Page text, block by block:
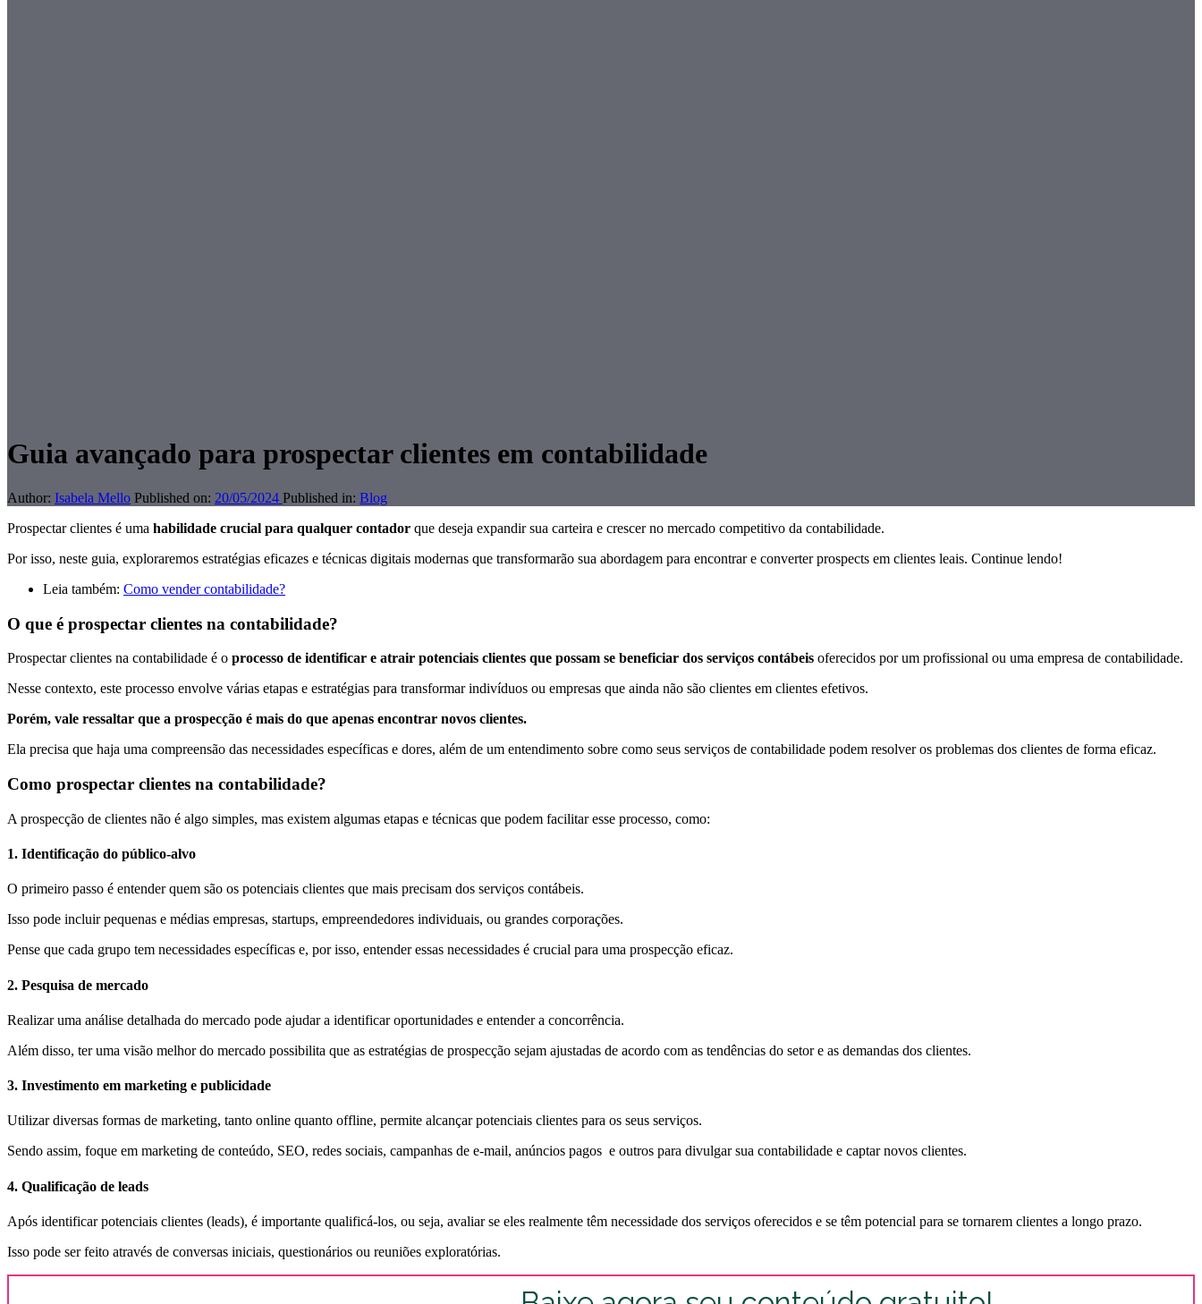
Guia avançado para prospectar clientes em contabilidade
Author: Isabela Mello Published on: 20/05/2024 Published in: Blog
Prospectar clientes é uma habilidade crucial para qualquer contador que deseja expandir sua carteira e crescer no mercado competitivo da contabilidade.
Por isso, neste guia, exploraremos estratégias eficazes e técnicas digitais modernas que transformarão sua abordagem para encontrar e converter prospects em clientes leais. Continue lendo!
Leia também: Como vender contabilidade?
O que é prospectar clientes na contabilidade?
Prospectar clientes na contabilidade é o processo de identificar e atrair potenciais clientes que possam se beneficiar dos serviços contábeis oferecidos por um profissional ou uma empresa de contabilidade.
Nesse contexto, este processo envolve várias etapas e estratégias para transformar indivíduos ou empresas que ainda não são clientes em clientes efetivos.
Porém, vale ressaltar que a prospecção é mais do que apenas encontrar novos clientes.
Ela precisa que haja uma compreensão das necessidades específicas e dores, além de um entendimento sobre como seus serviços de contabilidade podem resolver os problemas dos clientes de forma eficaz.
Como prospectar clientes na contabilidade?
A prospecção de clientes não é algo simples, mas existem algumas etapas e técnicas que podem facilitar esse processo, como:
1. Identificação do público-alvo
O primeiro passo é entender quem são os potenciais clientes que mais precisam dos serviços contábeis.
Isso pode incluir pequenas e médias empresas, startups, empreendedores individuais, ou grandes corporações.
Pense que cada grupo tem necessidades específicas e, por isso, entender essas necessidades é crucial para uma prospecção eficaz.
2. Pesquisa de mercado
Realizar uma análise detalhada do mercado pode ajudar a identificar oportunidades e entender a concorrência.
Além disso, ter uma visão melhor do mercado possibilita que as estratégias de prospecção sejam ajustadas de acordo com as tendências do setor e as demandas dos clientes.
3. Investimento em marketing e publicidade
Utilizar diversas formas de marketing, tanto online quanto offline, permite alcançar potenciais clientes para os seus serviços.
Sendo assim, foque em marketing de conteúdo, SEO, redes sociais, campanhas de e-mail, anúncios pagos e outros para divulgar sua contabilidade e captar novos clientes.
4. Qualificação de leads
Após identificar potenciais clientes (leads), é importante qualificá-los, ou seja, avaliar se eles realmente têm necessidade dos serviços oferecidos e se têm potencial para se tornarem clientes a longo prazo.
Isso pode ser feito através de conversas iniciais, questionários ou reuniões exploratórias.